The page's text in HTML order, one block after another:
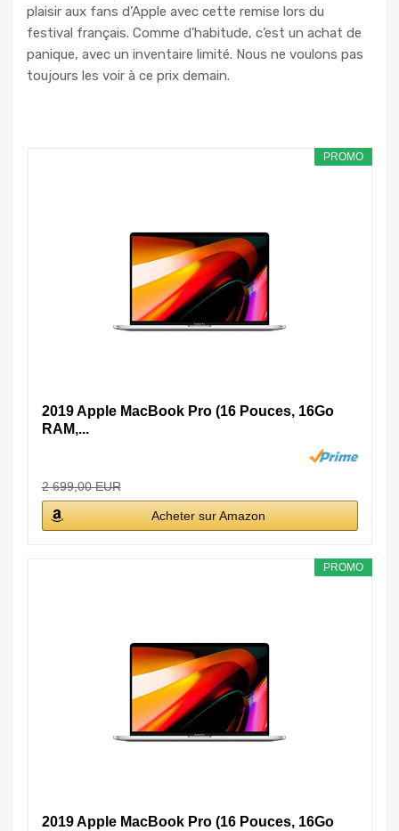
plaisir aux fans d’Apple avec cette remise lors du
festival français. Comme d’habitude, c’est un achat de
panique, avec un inventaire limité. Nous ne voulons pas
toujours les voir à ce prix demain.
PROMO
2019 Apple MacBook Pro (16 Pouces, 16Go
RAM,...
2 699,00 EUR
Acheter sur Amazon
PROMO
2019 Apple MacBook Pro (16 Pouces, 16Go